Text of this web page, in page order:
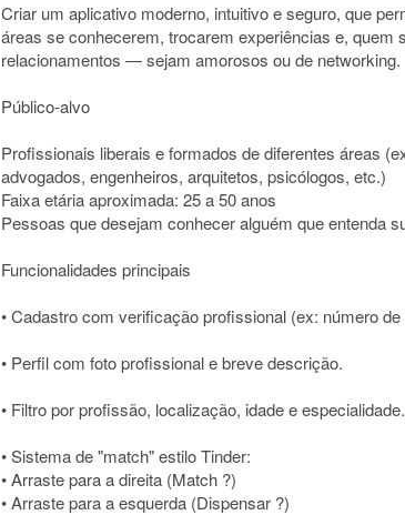
Criar um aplicativo moderno, intuitivo e seguro, que
áreas se conhecerem, trocarem experiências e, quem
relacionamentos — sejam amorosos ou de networking.
Público-alvo
Profissionais liberais e formados de diferentes áreas
advogados, engenheiros, arquitetos, psicólogos, etc.)
Faixa etária aproximada: 25 a 50 anos
Pessoas que desejam conhecer alguém que entenda
Funcionalidades principais
• Cadastro com verificação profissional (ex: número
• Perfil com foto profissional e breve descrição.
• Filtro por profissão, localização, idade e especialidade.
• Sistema de "match" estilo Tinder:
• Arraste para a direita (Match ?)
• Arraste para a esquerda (Dispensar ?)